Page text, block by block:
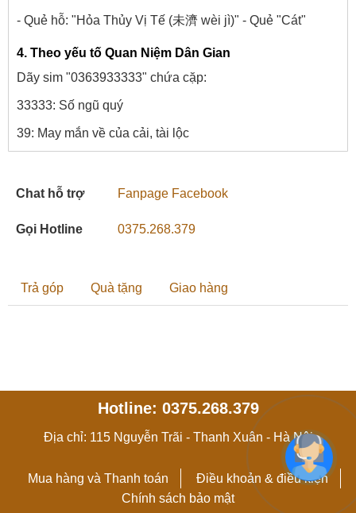
- Quẻ hỗ: "Hỏa Thủy Vị Tế (未濟 wèi jì)" - Quẻ "Cát"
4. Theo yếu tố Quan Niệm Dân Gian
Dãy sim "0363933333" chứa cặp:
33333: Số ngũ quý
39: May mắn về của cải, tài lộc
Chat hỗ trợ Fanpage Facebook
Gọi Hotline 0375.268.379
Trả góp Quà tặng Giao hàng
Hotline: 0375.268.379
Địa chỉ: 115 Nguyễn Trãi - Thanh Xuân - Hà Nội
Mua hàng và Thanh toán
Điều khoản & điều kiện
Chính sách bảo mật